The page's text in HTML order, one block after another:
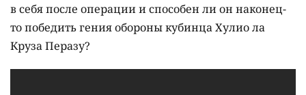
в себя после операции и способен ли он наконец-
то победить гения обороны кубинца Хулио ла
Круза Перазу?